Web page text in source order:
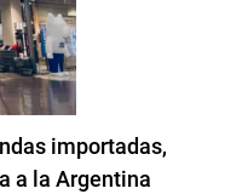
importadas,
a la Argentina